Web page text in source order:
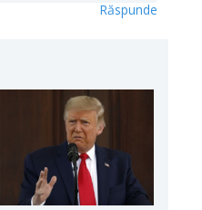
Răspunde